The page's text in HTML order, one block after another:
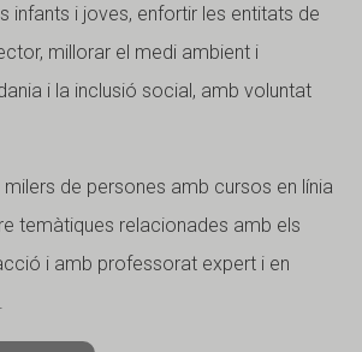
infants i joves, enfortir les entitats de
millorar el medi ambient i
i la inclusió social, amb voluntat
de persones amb cursos en línia
temàtiques relacionades amb els
i amb professorat expert i en